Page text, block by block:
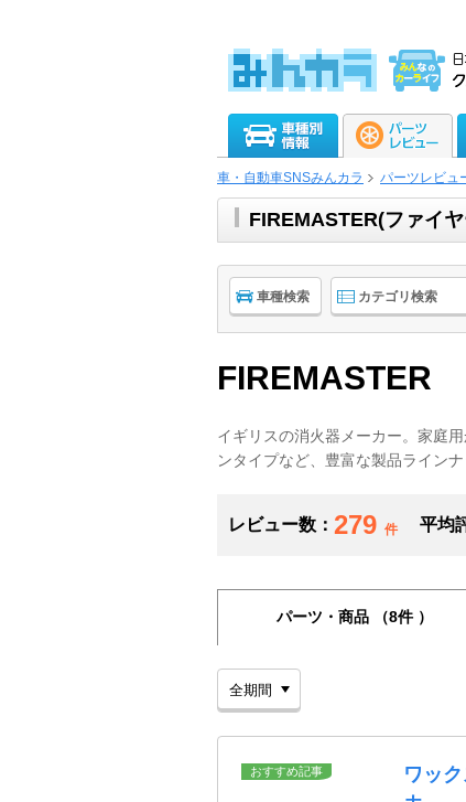
車・自動車SNSみんカラ パーツレビュ
FIREMASTER(ファイ
車種検索 カテゴリ検索
FIREMASTER
イギリスの消火器メーカー。家庭
ンタイプなど、豊富な製品ラインナ
レビュー数： 279 件 平均
パーツ・商品 （8件 ）
おすすめ記事
ワッ